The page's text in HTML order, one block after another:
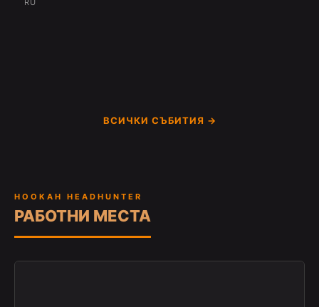
RU
ВСИЧКИ СЪБИТИЯ →
HOOKAH HEADHUNTER
РАБОТНИ МЕСТА